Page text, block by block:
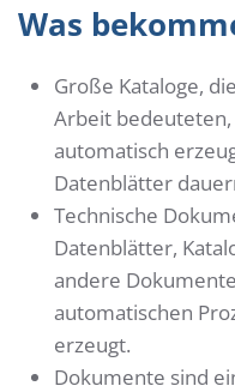
Was
Große Kataloge,
Arbeit
automatisch
Datenblätter
Technische
Datenblätter,
andere
automatischen
erzeugt.
Dokumente sind